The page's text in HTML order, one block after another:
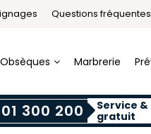
Questions fréquentes
Obsèques Marbrerie
300 200
Service
gratuit